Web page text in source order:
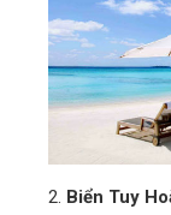
2. Biển Tuy